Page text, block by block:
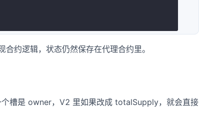
约逻辑，状态仍然保存在代理合约里。
槽是 owner，V2 里如果改成 totalSupply，就会直接